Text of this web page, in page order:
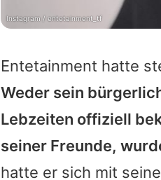
Entetainment hatte
Weder sein
Lebzeiten offiziell
seiner Freunde,
hatte er sich mit
Instagram / entetainment_tf